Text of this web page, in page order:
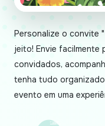
Personalize o convite
jeito! Envie facilmente
convidados,
tenha tudo
evento em uma